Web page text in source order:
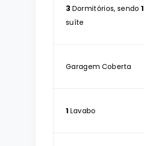
3 Dormitórios, sendo1
suíte
Garagem Coberta
1 Lavabo